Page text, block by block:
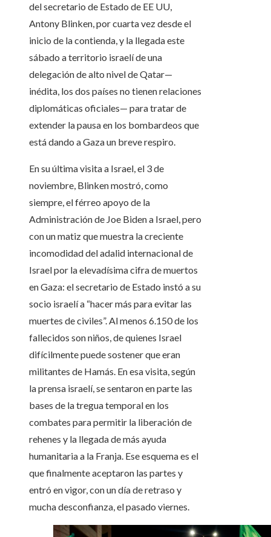
del secretario de Estado de EE UU,
Antony Blinken, por cuarta vez desde el
inicio de la contienda, y la llegada este
sábado a territorio israelí de una
delegación de alto nivel de Qatar—
inédita, los dos países no tienen relaciones
diplomáticas oficiales— para tratar de
extender la pausa en los bombardeos que
está dando a Gaza un breve respiro.
En su última visita a Israel, el 3 de
noviembre, Blinken mostró, como
siempre, el férreo apoyo de la
Administración de Joe Biden a Israel, pero
con un matiz que muestra la creciente
incomodidad del adalid internacional de
Israel por la elevadísima cifra de muertos
en Gaza: el secretario de Estado instó a su
socio israelí a “hacer más para evitar las
muertes de civiles”. Al menos 6.150 de los
fallecidos son niños, de quienes Israel
difícilmente puede sostener que eran
militantes de Hamás. En esa visita, según
la prensa israelí, se sentaron en parte las
bases de la tregua temporal en los
combates para permitir la liberación de
rehenes y la llegada de más ayuda
humanitaria a la Franja. Ese esquema es el
que finalmente aceptaron las partes y
entró en vigor, con un día de retraso y
mucha desconfianza, el pasado viernes.